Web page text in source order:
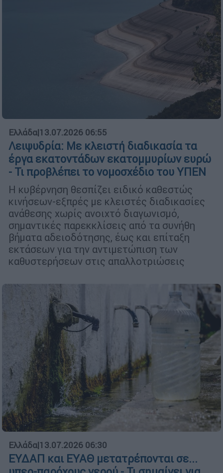
Ελλάδα|13.07.2026 06:55
Λειψυδρία: Με κλειστή διαδικασία τα
έργα εκατοντάδων εκατομμυρίων ευρώ
- Τι προβλέπει το νομοσχέδιο του ΥΠΕΝ
Η κυβέρνηση θεσπίζει ειδικό καθεστώς
κινήσεων-εξπρές με κλειστές διαδικασίες
ανάθεσης χωρίς ανοιχτό διαγωνισμό,
σημαντικές παρεκκλίσεις από τα συνήθη
βήματα αδειοδότησης, έως και επίταξη
εκτάσεων για την αντιμετώπιση των
καθυστερήσεων στις απαλλοτριώσεις
Ελλάδα|13.07.2026 06:30
ΕΥΔΑΠ και ΕΥΑΘ μετατρέπονται σε...